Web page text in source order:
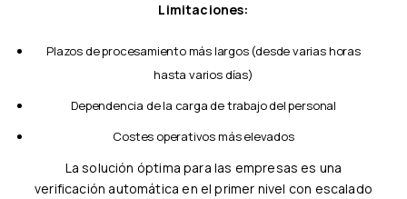
Limitaciones:
Plazos de procesamiento más largos (desde varias horas
hasta varios días)
Dependencia de la carga de trabajo del personal
Costes operativos más elevados
La solución óptima para las empresas es una
verificación automática en el primer nivel con escalado